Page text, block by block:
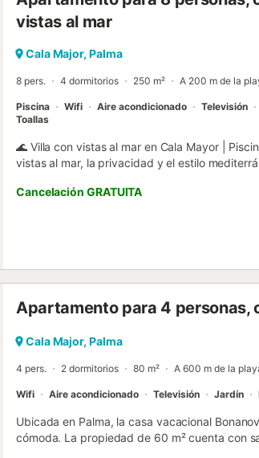
vistas al mar
Cala Major, Palma
8 pers. 4 dormitorios 250 m² A 200 m de la
Piscina Wifi Aire acondicionado Televisión
Toallas
🌊 Villa con vistas al mar en Cala Mayor |
vistas al mar, la privacidad y el estilo
disfrutar de la isla con comodidad, espacio y
diferencia Desde la villa podrás disfrutar de
ambiente perfecto para relajarte y
verano con vistas al mar. 🏡 Espacios
combinando estilo mediterráneo con confort
El exterior está diseñado para aprovechar al
entorno perfecto para largas tardes de
Cancelación GRATUITA
Apartamento para 4 personas,
Cala Major, Palma
4 pers. 2 dormitorios 80 m² A 600 m de la
Wifi Aire acondicionado Televisión Jardín
Ubicada en Palma, la casa vacacional
cómoda. La propiedad de 60 m² cuenta con